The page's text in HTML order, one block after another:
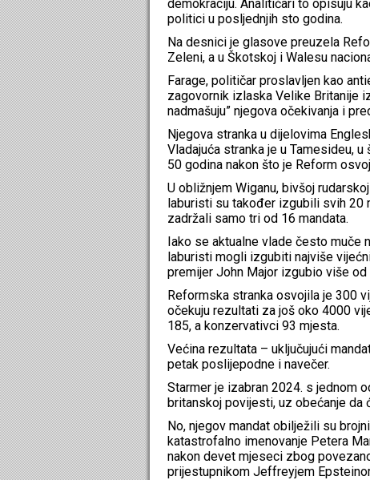
demokraciju. Analitičari to opisuju
politici u posljednjih sto godina.
Na desnici je glasove preuzela
Zeleni, a u Škotskoj i Walesu
Farage, političar proslavljen kao
zagovornik izlaska Velike Britanije
nadmašuju” njegova očekivanja i
Njegova stranka u dijelovima
Vladajuća stranka je u Tamesideu,
50 godina nakon što je Reform
U obližnjem Wiganu, bivšoj
laburisti su također izgubili svih 20
zadržali samo tri od 16 mandata.
Iako se aktualne vlade često muče
laburisti mogli izgubiti najviše
premijer John Major izgubio više
Reformska stranka osvojila je 300
očekuju rezultati za još oko 4000
185, a konzervativci 93 mjesta.
Većina rezultata – uključujući
petak poslijepodne i navečer.
Starmer je izabran 2024. s jednom
britanskoj povijesti, uz obećanje
No, njegov mandat obilježili su
katastrofalno imenovanje Petera
nakon devet mjeseci zbog
prijestupnikom Jeffreyjem